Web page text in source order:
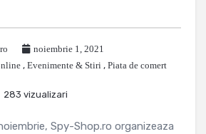
noiembrie 1, 2021
, Evenimente & Stiri , Piata de comert
283 vizualizari
Spy-Shop.ro organizeaza